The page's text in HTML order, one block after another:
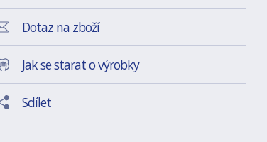
Dotaz na zboží
Jak se starat o výrobky
Sdílet